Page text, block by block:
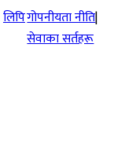
लिपिगोपनीयता नीति|
सेवाका सर्तहरू